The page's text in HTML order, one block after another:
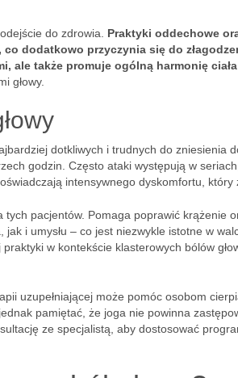
do zdrowia. Praktyki oddechowe
dodatkowo przyczynia się do
ale także promuje ogólną harmonię ciała
głowy.
dotkliwych i trudnych do zniesienia
godzin. Często ataki występują w
intensywnego dyskomfortu, który
tych pacjentów. Pomaga poprawić krążenie
jak i umysłu – co jest niezwykle istotne w
w kontekście klasterowych bólów
uzupełniającej może pomóc osobom
pamiętać, że joga nie powinna
ze specjalistą, aby dostosować